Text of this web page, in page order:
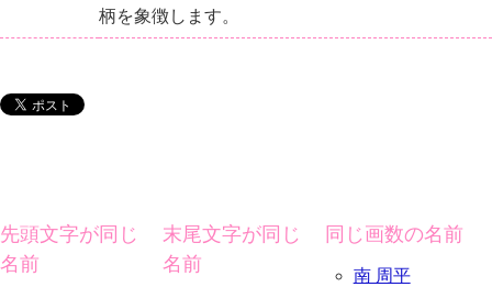
柄を象徴します。
先頭文字が同じ
名前
末尾文字が同じ
名前
同じ画数の名前
南 周平